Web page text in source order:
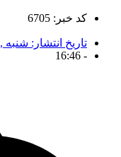
کد خبر: 6705
تاریخ انتشار: شنبه , 24 می , 2025
-
16:46